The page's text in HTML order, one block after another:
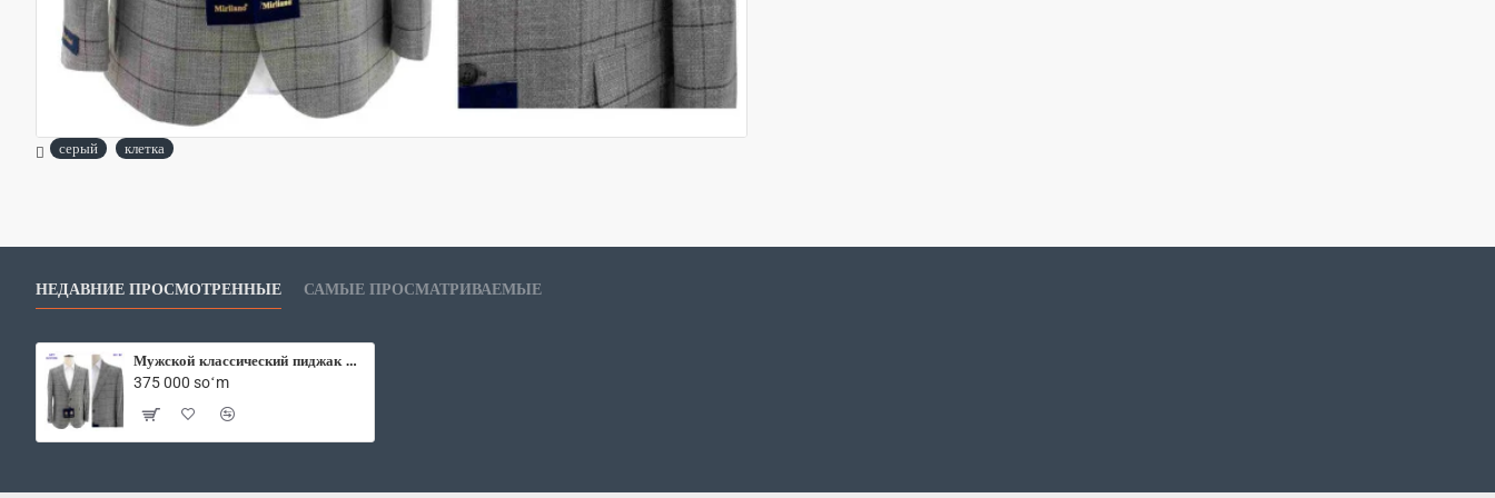
серый клетка
НЕДАВНИЕ ПРОСМОТРЕННЫЕ САМЫЕ ПРОСМАТРИВАЕМЫЕ
Мужской классический пиджак Bekmen D231604 серый клетка
375 000 soʻm